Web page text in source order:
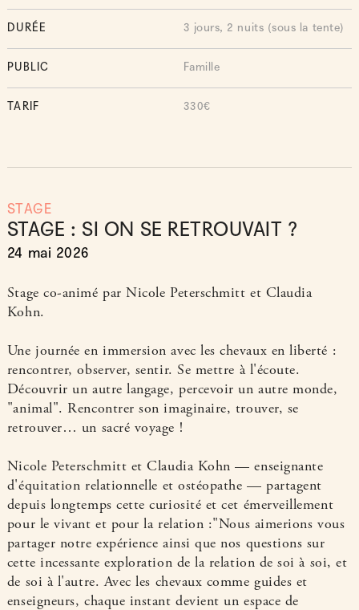
DURÉE 3 jours, 2 nuits (sous la tente)
PUBLIC Famille
TARIF 330€
STAGE
STAGE : SI ON SE RETROUVAIT ?
24 mai 2026
Stage co-animé par Nicole Peterschmitt et Claudia
Kohn.
Une journée en immersion avec les chevaux en liberté :
rencontrer, observer, sentir. Se mettre à l'écoute.
Découvrir un autre langage, percevoir un autre monde,
"animal". Rencontrer son imaginaire, trouver, se
retrouver… un sacré voyage !
Nicole Peterschmitt et Claudia Kohn — enseignante
d'équitation relationnelle et ostéopathe — partagent
depuis longtemps cette curiosité et cet émerveillement
pour le vivant et pour la relation :"Nous aimerions vous
partager notre expérience ainsi que nos questions sur
cette incessante exploration de la relation de soi à soi, et
de soi à l'autre. Avec les chevaux comme guides et
enseigneurs, chaque instant devient un espace de